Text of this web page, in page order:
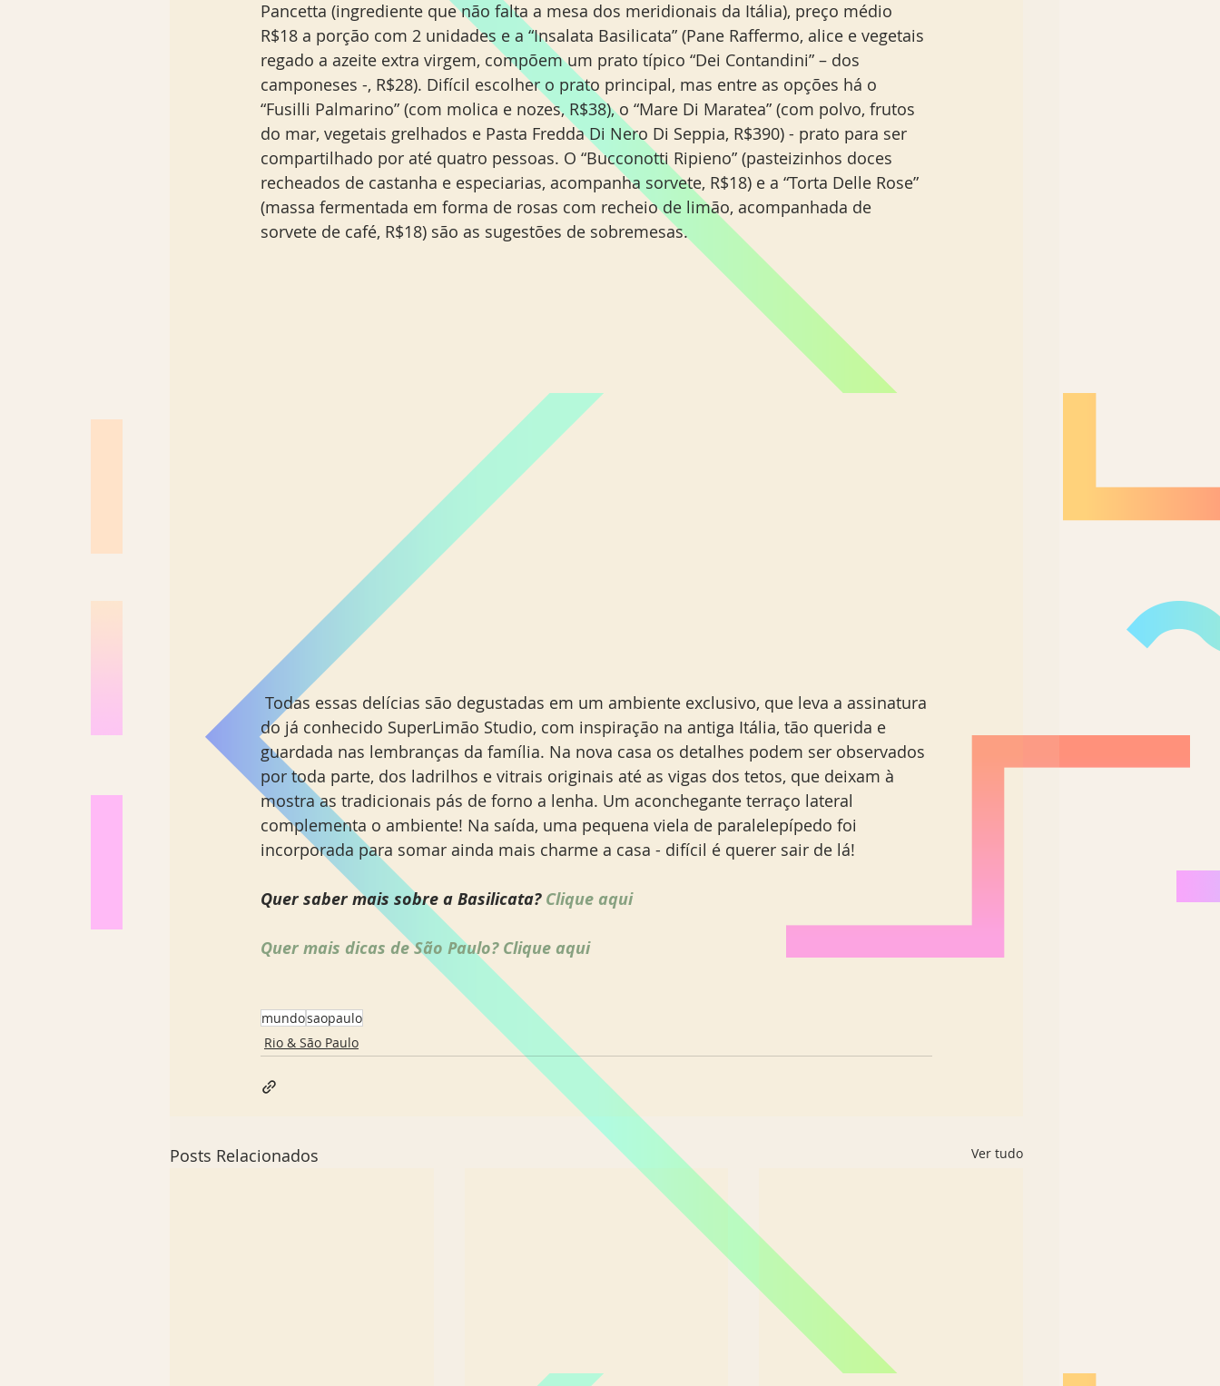
Pancetta (ingrediente que não falta a mesa dos meridionais da Itália), preço médio
R$18 a porção com 2 unidades e a “Insalata Basilicata” (Pane Raffermo, alice e vegetais
regado a azeite extra virgem, compõem um prato típico “Dei Contandini” – dos
camponeses -, R$28). Difícil escolher o prato principal, mas entre as opções há o
“Fusilli Palmarino” (com molica e nozes, R$38), o “Mare Di Maratea” (com polvo, frutos
do mar, vegetais grelhados e Pasta Fredda Di Nero Di Seppia, R$390) - prato para ser
compartilhado por até quatro pessoas. O “Bucconotti Ripieno” (pasteizinhos doces
recheados de castanha e especiarias, acompanha sorvete, R$18) e a “Torta Delle Rose”
(massa fermentada em forma de rosas com recheio de limão, acompanhada de
sorvete de café, R$18) são as sugestões de sobremesas.
do já conhecido SuperLimão Studio, com inspiração na antiga Itália, tão querida e
guardada nas lembranças da família. Na nova casa os detalhes podem ser observados
por toda parte, dos ladrilhos e vitrais originais até as vigas dos tetos, que deixam à
mostra as tradicionais pás de forno a lenha. Um aconchegante terraço lateral
complementa o ambiente! Na saída, uma pequena viela de paralelepípedo foi
incorporada para somar ainda mais charme a casa - difícil é querer sair de lá!
Quer saber mais sobre a Basilicata? Clique aqui
Quer mais dicas de São Paulo? Clique aqui
mundosaopaulo
Rio & São Paulo
Posts Relacionados Ver tudo